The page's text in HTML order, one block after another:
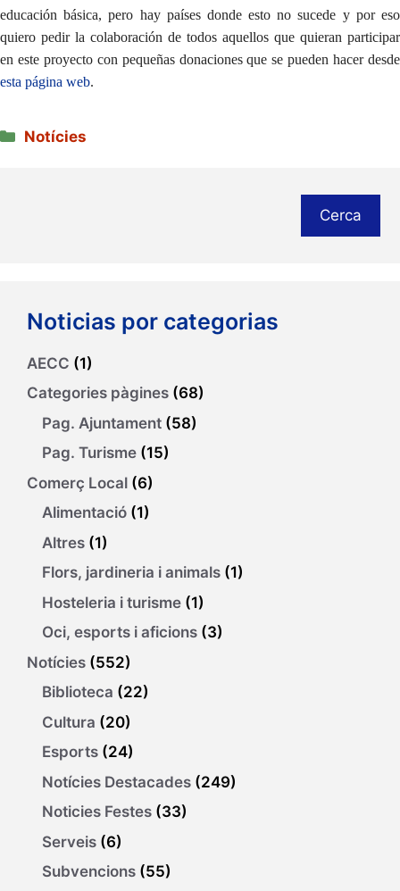
educación básica, pero hay países donde esto no sucede y por eso
quiero pedir la colaboración de todos aquellos que quieran participar
en este proyecto con pequeñas donaciones que se pueden hacer desde
esta página web.
Categories
Notícies
Cerca
Noticias por categorias
AECC (1)
Categories pàgines (68)
Pag. Ajuntament (58)
Pag. Turisme (15)
Comerç Local (6)
Alimentació (1)
Altres (1)
Flors, jardineria i animals (1)
Hosteleria i turisme (1)
Oci, esports i aficions (3)
Notícies (552)
Biblioteca (22)
Cultura (20)
Esports (24)
Notícies Destacades (249)
Noticies Festes (33)
Serveis (6)
Subvencions (55)